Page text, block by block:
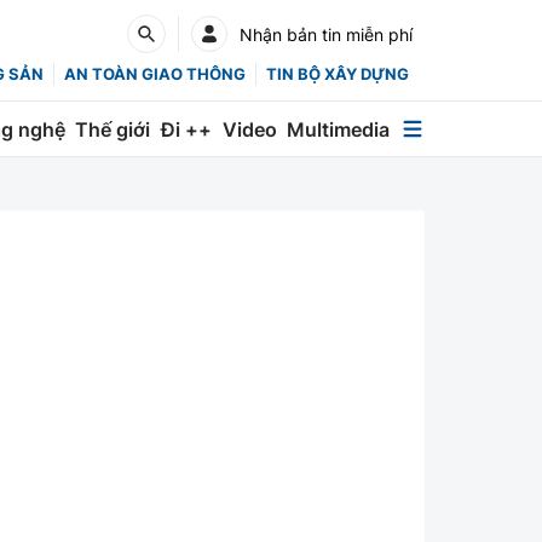
Nhận bản tin miễn phí
SẢN AN TOÀN GIAO THÔNG TIN BỘ XÂY DỰNG
nghệ Thế giới Đi ++ Video Multimedia